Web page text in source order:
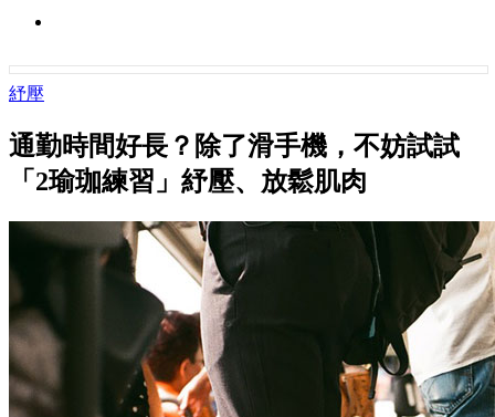
紓壓
通勤時間好長？除了滑手機，不妨試試
「2瑜珈練習」紓壓、放鬆肌肉